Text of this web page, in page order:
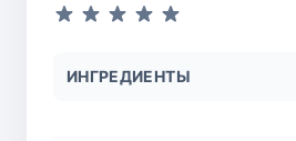
ИНГРЕДИЕНТЫ